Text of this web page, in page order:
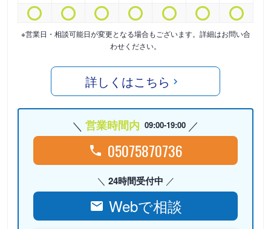
※営業日・相談可能日が変更となる場合もございます。詳細はお問い合
わせください。
詳しくはこちら
営業時間内 09:00-19:00
05075870736
24時間受付中
Webで相談